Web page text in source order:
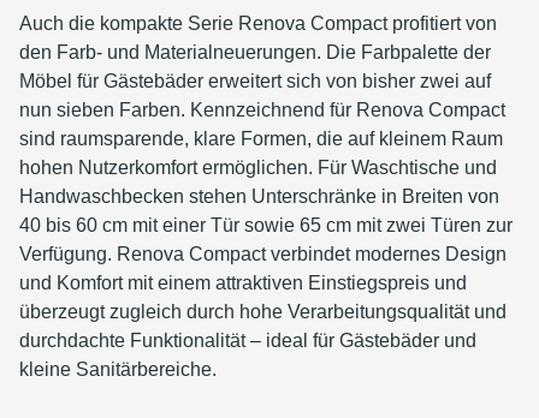
Auch die kompakte Serie Renova Compact profitiert von
den Farb- und Materialneuerungen. Die Farbpalette der
Möbel für Gästebäder erweitert sich von bisher zwei auf
nun sieben Farben. Kennzeichnend für Renova Compact
sind raumsparende, klare Formen, die auf kleinem Raum
hohen Nutzerkomfort ermöglichen. Für Waschtische und
Handwaschbecken stehen Unterschränke in Breiten von
40 bis 60 cm mit einer Tür sowie 65 cm mit zwei Türen zur
Verfügung. Renova Compact verbindet modernes Design
und Komfort mit einem attraktiven Einstiegspreis und
überzeugt zugleich durch hohe Verarbeitungsqualität und
durchdachte Funktionalität – ideal für Gästebäder und
kleine Sanitärbereiche.